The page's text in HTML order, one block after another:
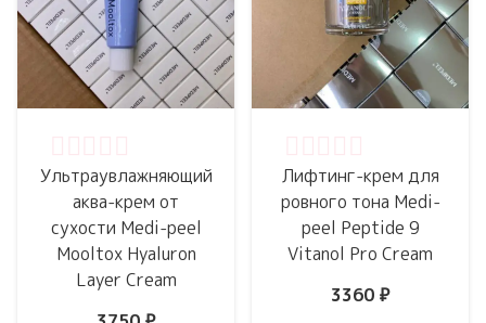
Ультраувлажняющий
аква-крем от
сухости Medi-peel
Mooltox Hyaluron
Layer Cream
Лифтинг-крем для
ровного тона Medi-
peel Peptide 9
Vitanol Pro Cream
3360 ₽